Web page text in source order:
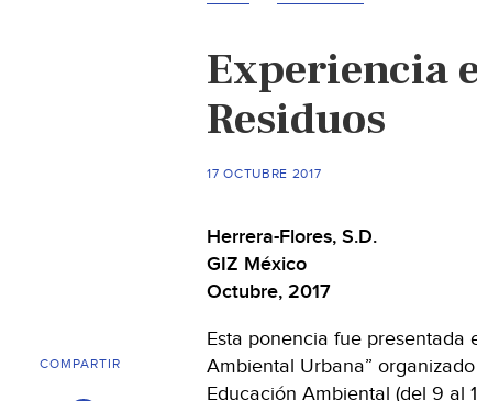
Experiencia
Residuos
17 OCTUBRE 2017
Herrera-Flores, S.D.
GIZ México
Octubre, 2017
Esta ponencia fue presentada
Ambiental Urbana”
Educación Ambiental (del 9 al
COMPARTIR